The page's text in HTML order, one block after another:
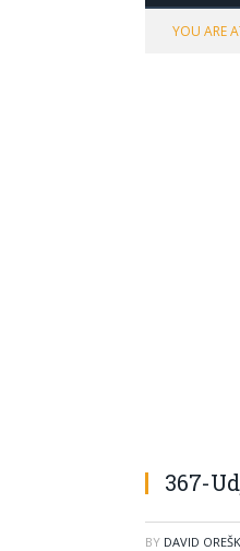
YOU ARE
367-
BY DAVID